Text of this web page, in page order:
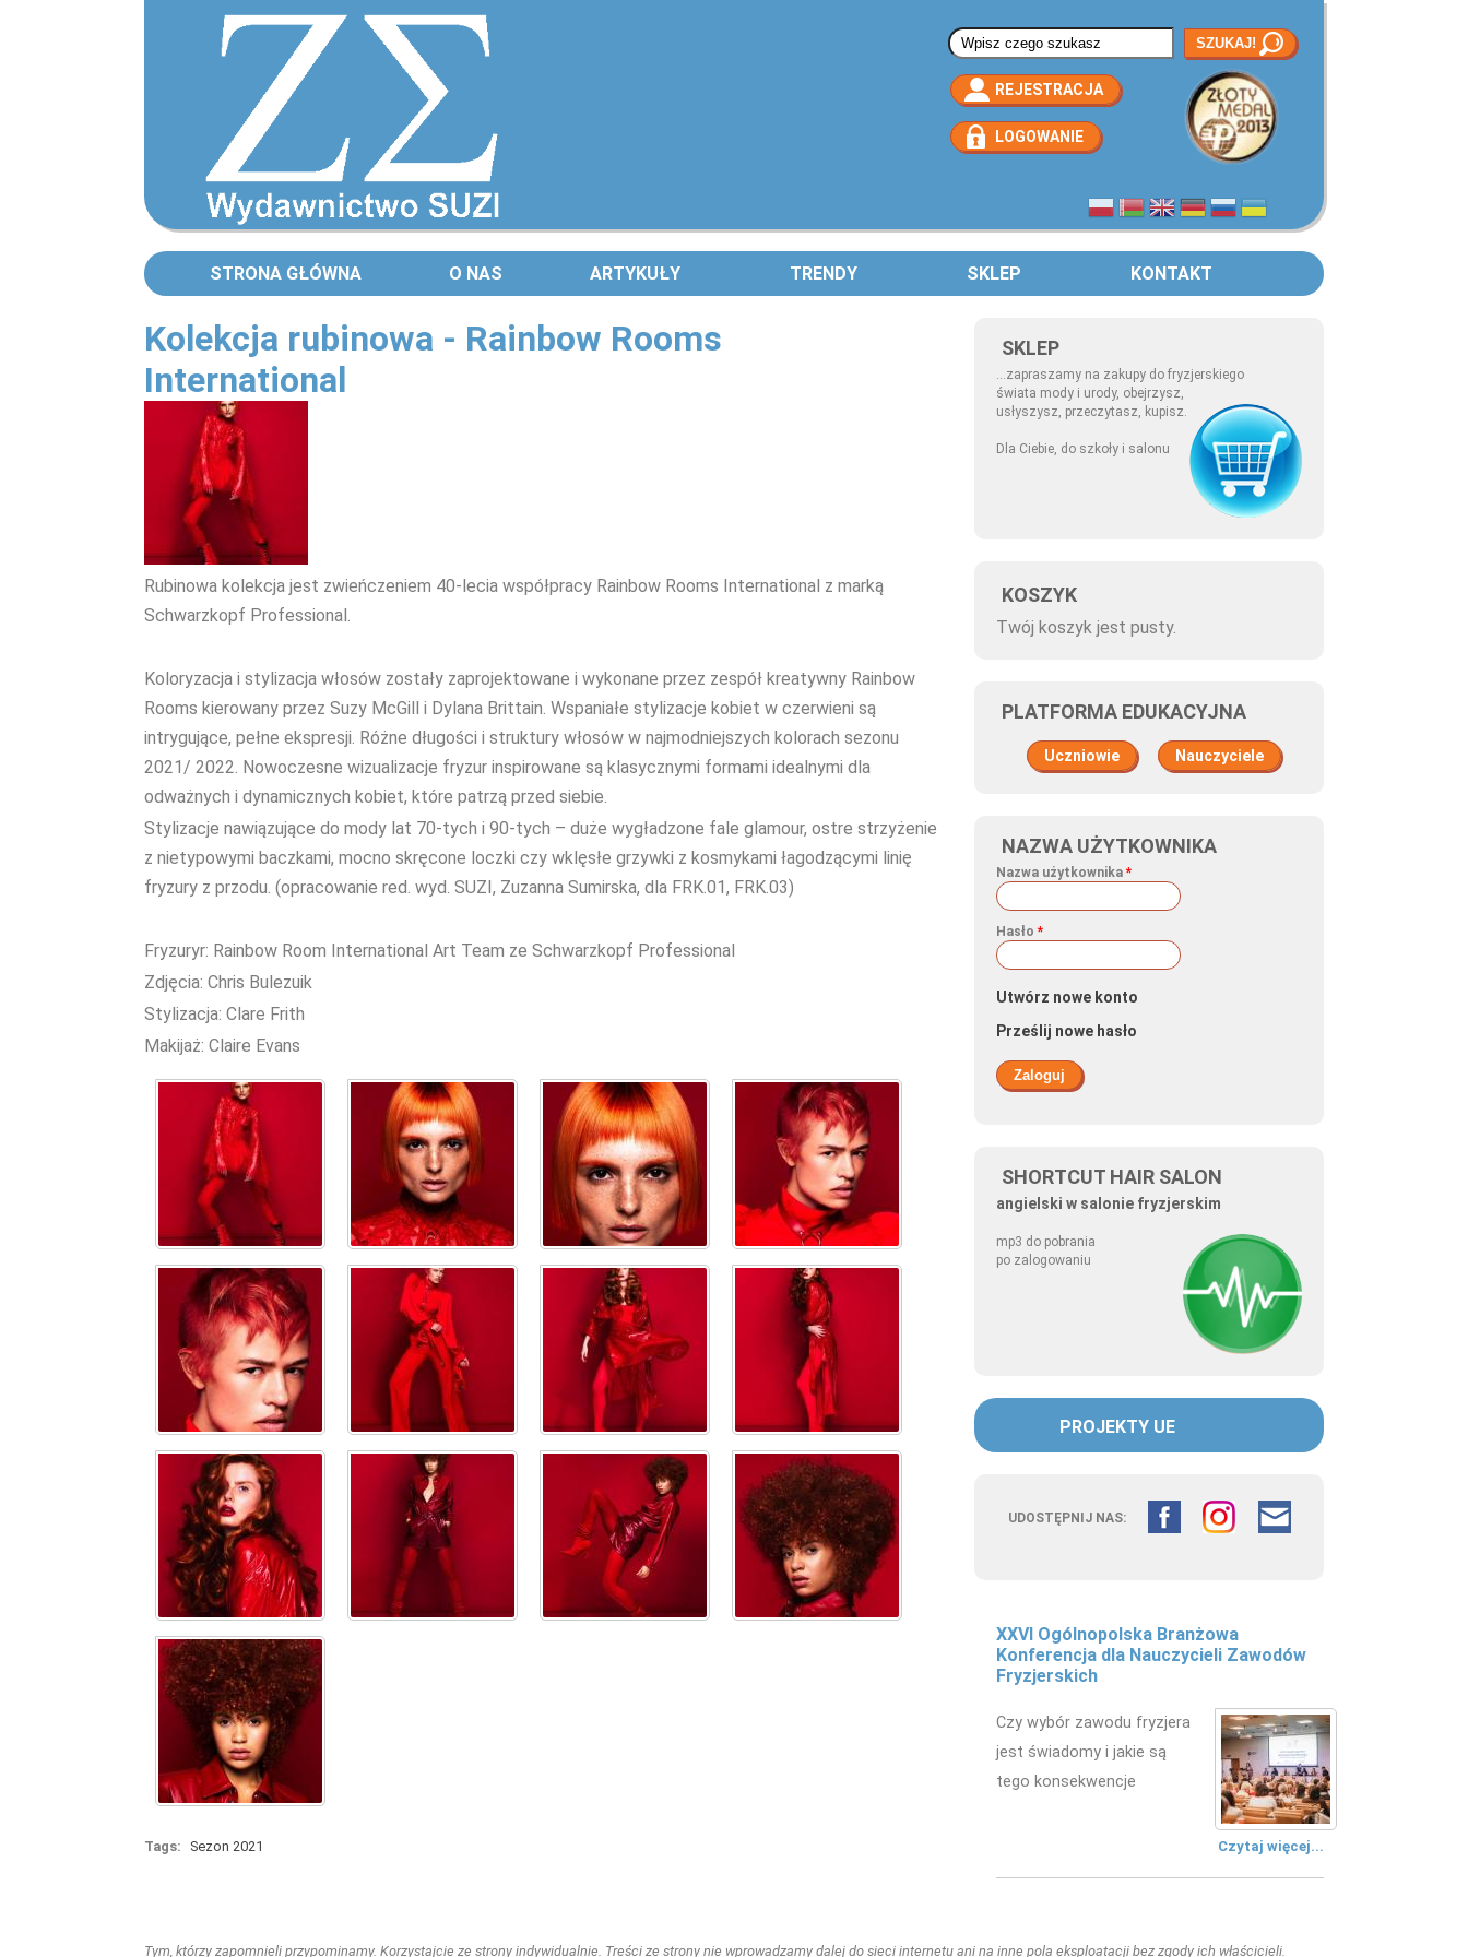
Formularz wyszukiwania
REJESTRACJA
LOGOWANIE
STRONA GŁÓWNA O NAS ARTYKUŁY TRENDY SKLEP KONTAKT
SKLEP
...zapraszamy na zakupy do fryzjerskiego
świata mody i urody, obejrzysz,
usłyszysz, przeczytasz, kupisz.
Dla Ciebie, do szkoły i salonu
KOSZYK
Twój koszyk jest pusty.
PLATFORMA EDUKACYJNA
Uczniowie Nauczyciele
NAZWA UŻYTKOWNIKA
Nazwa użytkownika *
Hasło *
Utwórz nowe konto
Prześlij nowe hasło
SHORTCUT HAIR SALON
angielski w salonie fryzjerskim
mp3 do pobrania
po zalogowaniu
PROJEKTY UE
UDOSTĘPNIJ NAS:
XXVI Ogólnopolska Branżowa
Konferencja dla Nauczycieli Zawodów
Fryzjerskich
Czy wybór zawodu fryzjera
jest świadomy i jakie są
tego konsekwencje
Czytaj więcej...
Kolekcja rubinowa - Rainbow Rooms
International
Rubinowa kolekcja jest zwieńczeniem 40-lecia współpracy Rainbow Rooms International z marką
Schwarzkopf Professional.
Koloryzacja i stylizacja włosów zostały zaprojektowane i wykonane przez zespół kreatywny Rainbow
Rooms kierowany przez Suzy McGill i Dylana Brittain. Wspaniałe stylizacje kobiet w czerwieni są
intrygujące, pełne ekspresji. Różne długości i struktury włosów w najmodniejszych kolorach sezonu
2021/ 2022. Nowoczesne wizualizacje fryzur inspirowane są klasycznymi formami idealnymi dla
odważnych i dynamicznych kobiet, które patrzą przed siebie.
Stylizacje nawiązujące do mody lat 70-tych i 90-tych – duże wygładzone fale glamour, ostre strzyżenie
z nietypowymi baczkami, mocno skręcone loczki czy wklęsłe grzywki z kosmykami łagodzącymi linię
fryzury z przodu. (opracowanie red. wyd. SUZI, Zuzanna Sumirska, dla FRK.01, FRK.03)
Fryzuryr: Rainbow Room International Art Team ze Schwarzkopf Professional
Zdjęcia: Chris Bulezuik
Stylizacja: Clare Frith
Makijaż: Claire Evans
Tags: Sezon 2021
Tym, którzy zapomnieli przypominamy. Korzystajcie ze strony indywidualnie. Treści ze strony nie wprowadzamy dalej do sieci internetu ani na inne pola eksploatacji bez zgody ich właścicieli.